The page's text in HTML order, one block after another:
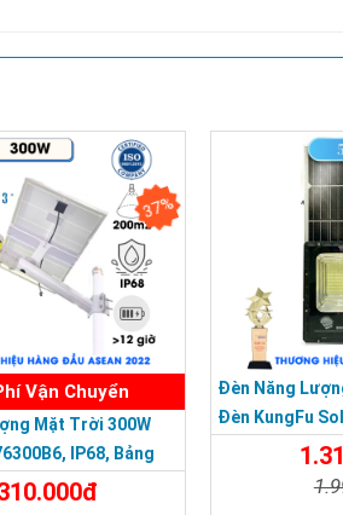
CHẤT LƯỢNG - DỊCH VỤ TIN DÙNG
37%
Vận Chuyển
Mặt Trời 300W
IP68, Bảng
Đèn Năng
Đèn KungFu
Trời 500W,IP